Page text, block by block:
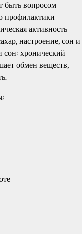
быть вопросом
профилактики
активность
настроение, сон и
сон: хронический
обмен веществ,